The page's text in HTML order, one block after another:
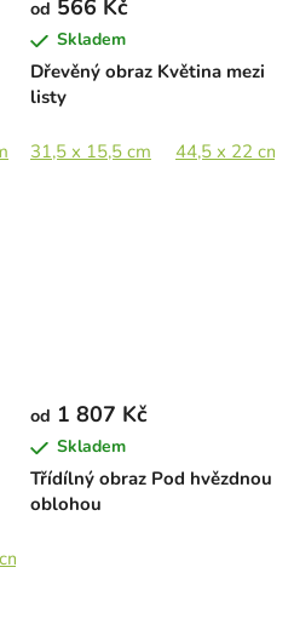
43 x 89 cm 50,5 x 105 cm
Dřevěný obraz Květina mezi
listy
od 566 Kč
Skladem
31,5 x 15,5 cm 44,5 x 22 cm
Třídílný obraz Pod hvězdnou
oblohou
od 1 807 Kč
Skladem